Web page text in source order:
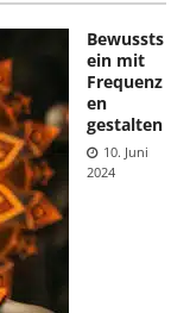
Bewussts
ein mit
Frequenz
en
gestalten
10. Juni
2024